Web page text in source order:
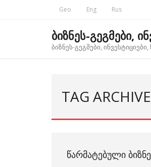
Geo Eng Rus
ბიზნეს-გეგმები,
ბიზნეს-გეგმები,
TAG
ᲬᲐᲠᲛᲐᲢᲔᲑᲣᲚᲘ